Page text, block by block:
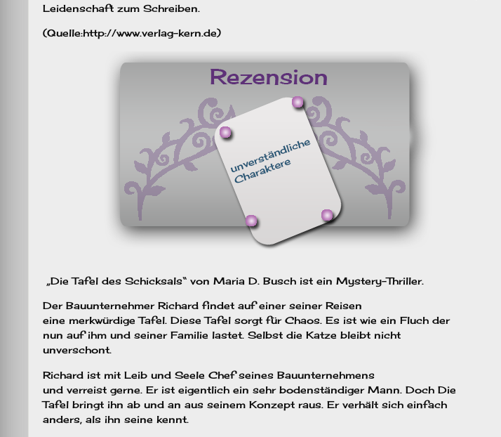
Leidenschaft zum Schreiben.
(Quelle:http://www.verlag-kern.de)
„Die Tafel des Schicksals“ von Maria D. Busch ist ein Mystery-Thriller.
Der Bauunternehmer Richard findet auf einer seiner Reisen
eine merkwürdige Tafel. Diese Tafel sorgt für Chaos. Es ist wie ein Fluch der
nun auf ihm und seiner Familie lastet. Selbst die Katze bleibt nicht
unverschont.
Richard ist mit Leib und Seele Chef seines Bauunternehmens
und verreist gerne. Er ist eigentlich ein sehr bodenständiger Mann. Doch Die
Tafel bringt ihn ab und an aus seinem Konzept raus. Er verhält sich einfach
anders, als ihn seine kennt.